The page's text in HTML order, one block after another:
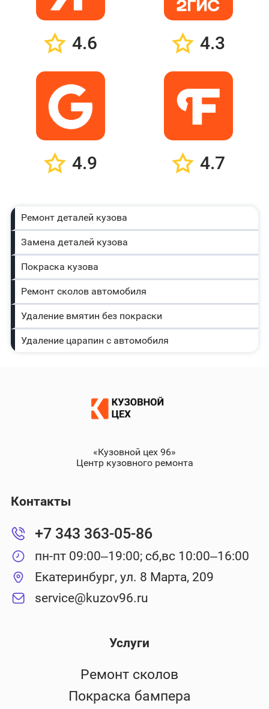
4.6 4.3
4.9 4.7
Ремонт деталей кузова
Замена деталей кузова
Покраска кузова
Ремонт сколов автомобиля
Удаление вмятин без покраски
Удаление царапин с автомобиля
«Кузовной цех 96»
Центр кузовного ремонта
Услуги
Ремонт сколов
Покраска бампера
Контакты
+7 343 363-05-86
пн-пт 09:00–19:00; сб,вс 10:00–16:00
Екатеринбург, ул. 8 Марта, 209
service@kuzov96.ru